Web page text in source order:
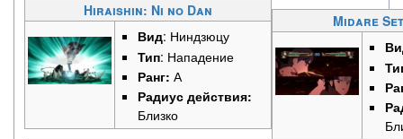
Hiraishin: Ni no Dan
Вид: Ниндзюцу
Тип: Нападение
Ранг: А
Радиус действия:
Близко
Midare